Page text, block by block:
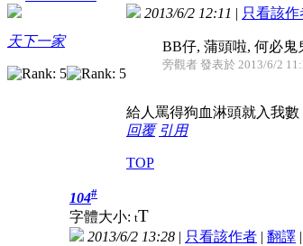
天下一家
2013/6/2 12:11 | 只看該作
BB仔, 蒲頭啦, 何必鬼
旁觀者 發表於 2013/6/2
給人罵得狗血淋頭就入我數
回覆 引用
TOP
104#
字體大小: tT
2013/6/2 13:28 | 只看該作者 | 翻譯 |